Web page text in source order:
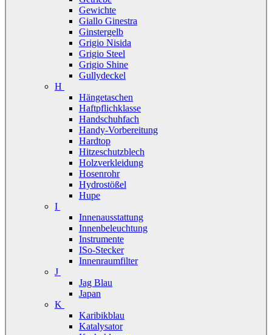
Gewichte
Giallo Ginestra
Ginstergelb
Grigio Nisida
Grigio Steel
Grigio Shine
Gullydeckel
H
Hängetaschen
Haftpflichklasse
Handschuhfach
Handy-Vorbereitung
Hardtop
Hitzeschutzblech
Holzverkleidung
Hosenrohr
Hydrostößel
Hupe
I
Innenausstattung
Innenbeleuchtung
Instrumente
ISo-Stecker
Innenraumfilter
J
Jag Blau
Japan
K
Karibikblau
Katalysator